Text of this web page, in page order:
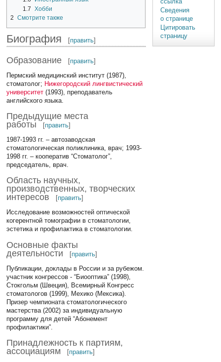
1.7 Хобби
2
Смотрите также
Биография [править]
Образование [править]
Пермский медицинский институт (1987),
стоматолог; Нижегородский лингвистический
университет (1993), преподаватель
английского языка.
Предыдущие места
работы
[править]
1987-1993 гг. – автозаводская
стоматологическая поликлиника, врач; 1993-
1998 гг. – кооператив “Стоматолог”,
председатель, врач.
Область научных,
производственных, творческих
интересов
[править]
Исследование возможностей оптической
когерентной томографии в стоматологии,
эстетика и профилактика в стоматологии.
Основные факты
деятельности
[править]
Публикации, доклады в России и за рубежом.
участник конгрессов - “Биооптика” (1998),
Стокгольм (Швеция), Всемирный Конгресс
стоматологов (1999), Мехико (Мексика).
Призер чемпионата стоматологического
мастерства (2002) за индивидуальную
программу для детей “Абонемент
профилактики”.
Принадлежность к партиям,
ассоциациям
[править]
Сведения
о странице
Цитировать
страницу